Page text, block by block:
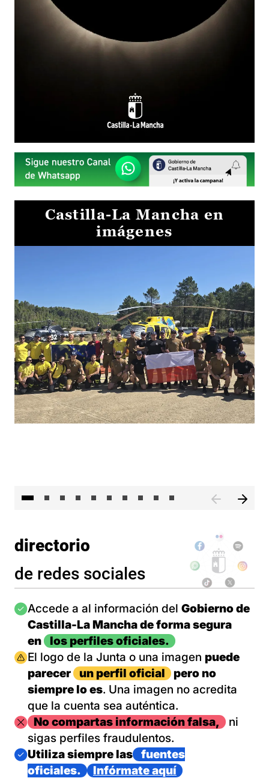
Castilla-La Mancha en
imágenes
directorio
de redes sociales
Imagen
Accede a al información del Gobierno de
Castilla-La Mancha de forma segura
en
los perfiles oficiales.
Imagen
El logo de la Junta o una imagen puede
parecer
un perfil oficial
pero no
siempre lo es. Una imagen no acredita
que la cuenta sea auténtica.
ImagenNo compartas información falsa,
ni
sigas perfiles fraudulentos.
Imagen
Utiliza siempre las
fuentes
oficiales.
Infórmate aquí